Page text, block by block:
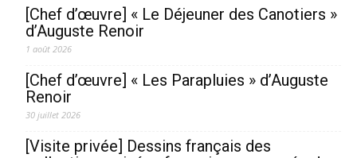
[Chef d’œuvre] « Le Déjeuner des Canotiers »
d’Auguste Renoir
1 août 2026
[Chef d’œuvre] « Les Parapluies » d’Auguste
Renoir
30 juillet 2026
[Visite privée] Dessins français des